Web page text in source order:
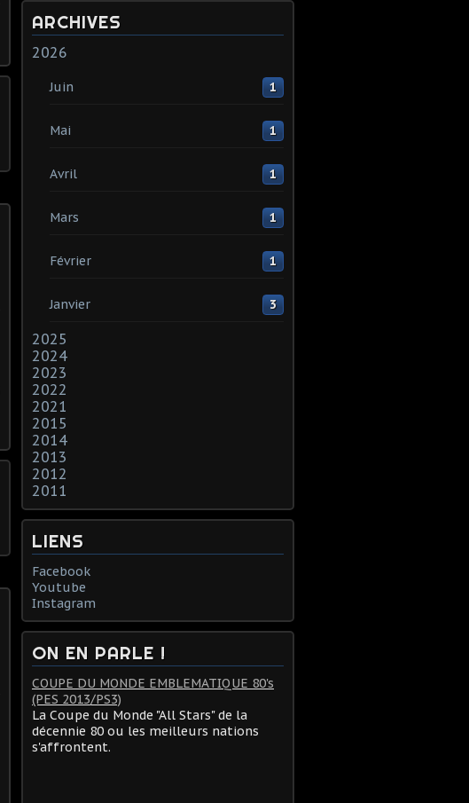
ARCHIVES
2026
Juin 1
Mai 1
Avril 1
Mars 1
Février 1
Janvier 3
2025
2024
2023
2022
2021
2015
2014
2013
2012
2011
LIENS
Facebook
Youtube
Instagram
ON EN PARLE !
COUPE DU MONDE EMBLEMATIQUE 80's
(PES 2013/PS3)
La Coupe du Monde "All Stars" de la
décennie 80 ou les meilleurs nations
s'affrontent.